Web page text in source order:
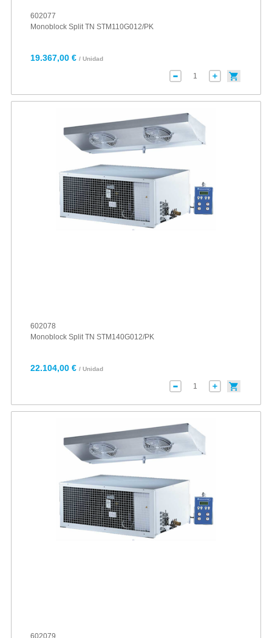
602077
Monoblock Split TN STM110G012/PK
19.367,00 € / Unidad
602078
Monoblock Split TN STM140G012/PK
22.104,00 € / Unidad
602079